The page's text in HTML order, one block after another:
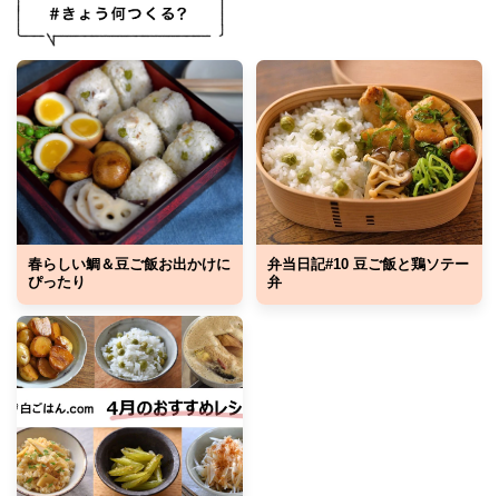
春らしい鯛＆豆ご飯お出かけに
ぴったり
弁当日記#10 豆ご飯と鶏ソテー
弁